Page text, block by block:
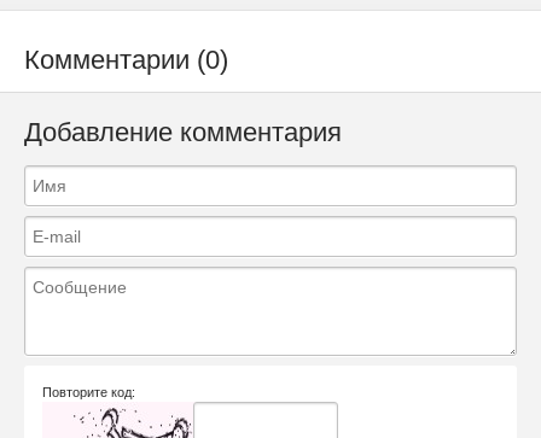
Комментарии (0)
Добавление комментария
Повторите код: